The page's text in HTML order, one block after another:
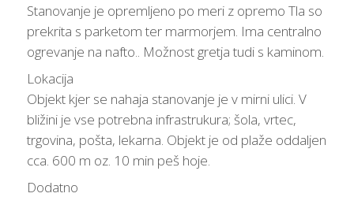
Stanovanje je opremljeno po meri z opremo Tla so
prekrita s parketom ter marmorjem. Ima centralno
ogrevanje na nafto.. Možnost gretja tudi s kaminom.
Lokacija
Objekt kjer se nahaja stanovanje je v mirni ulici. V
bližini je vse potrebna infrastrukura; šola, vrtec,
trgovina, pošta, lekarna. Objekt je od plaže oddaljen
cca. 600 m oz. 10 min peš hoje.
Dodatno